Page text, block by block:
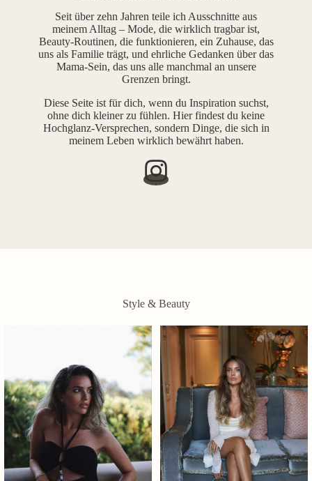
Seit über zehn Jahren teile ich Ausschnitte aus
meinem Alltag – Mode, die wirklich tragbar ist,
Beauty-Routinen, die funktionieren, ein Zuhause, das
uns als Familie trägt, und ehrliche Gedanken über das
Mama-Sein, das uns alle manchmal an unsere
Grenzen bringt.
Diese Seite ist für dich, wenn du Inspiration suchst,
ohne dich kleiner zu fühlen. Hier findest du keine
Hochglanz-Versprechen, sondern Dinge, die sich in
meinem Leben wirklich bewährt haben.
Style & Beauty